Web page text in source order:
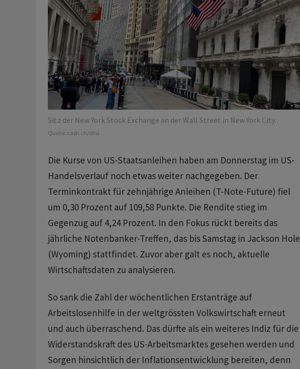
Sitz der New York Stock Exchange an der Wall Street in New York City.
Quelle: cash.ch/dhü
Die Kurse von US-Staatsanleihen haben am Donnerstag im US-
Handelsverlauf noch etwas weiter nachgegeben. Der
Terminkontrakt für zehnjährige Anleihen (T-Note-Future) fiel
um 0,30 Prozent auf 109,58 Punkte. Die Rendite stieg im
Gegenzug auf 4,24 Prozent. In den Fokus rückt bereits das
jährliche Notenbanker-Treffen, das bis Samstag in Jackson Hole
(Wyoming) stattfindet. Zuvor aber galt es noch, aktuelle
Wirtschaftsdaten zu analysieren.
So sank die Zahl der wöchentlichen Erstanträge auf
Arbeitslosenhilfe in der weltgrössten Volkswirtschaft erneut
und auch überraschend. Das dürfte als ein weiteres Indiz für die
Widerstandskraft des US-Arbeitsmarktes gesehen werden und
Sorgen hinsichtlich der Inflationsentwicklung bereiten, denn